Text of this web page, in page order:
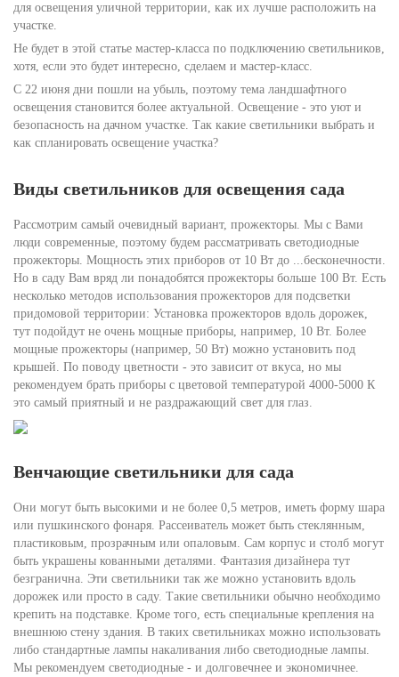
для освещения уличной территории, как их лучше расположить на
участке.
Не будет в этой статье мастер-класса по подключению светильников,
хотя, если это будет интересно, сделаем и мастер-класс.
С 22 июня дни пошли на убыль, поэтому тема ландшафтного
освещения становится более актуальной. Освещение - это уют и
безопасность на дачном участке. Так какие светильники выбрать и
как спланировать освещение участка?
Виды светильников для освещения сада
Рассмотрим самый очевидный вариант, прожекторы. Мы с Вами
люди современные, поэтому будем рассматривать светодиодные
прожекторы. Мощность этих приборов от 10 Вт до ...бесконечности.
Но в саду Вам вряд ли понадобятся прожекторы больше 100 Вт. Есть
несколько методов использования прожекторов для подсветки
придомовой территории: Установка прожекторов вдоль дорожек,
тут подойдут не очень мощные приборы, например, 10 Вт. Более
мощные прожекторы (например, 50 Вт) можно установить под
крышей. По поводу цветности - это зависит от вкуса, но мы
рекомендуем брать приборы с цветовой температурой 4000-5000 К
это самый приятный и не раздражающий свет для глаз.
Венчающие светильники для сада
Они могут быть высокими и не более 0,5 метров, иметь форму шара
или пушкинского фонаря. Рассеиватель может быть стеклянным,
пластиковым, прозрачным или опаловым. Сам корпус и столб могут
быть украшены кованными деталями. Фантазия дизайнера тут
безгранична. Эти светильники так же можно установить вдоль
дорожек или просто в саду. Такие светильники обычно необходимо
крепить на подставке. Кроме того, есть специальные крепления на
внешнюю стену здания. В таких светильниках можно использовать
либо стандартные лампы накаливания либо светодиодные лампы.
Мы рекомендуем светодиодные - и долговечнее и экономичнее.